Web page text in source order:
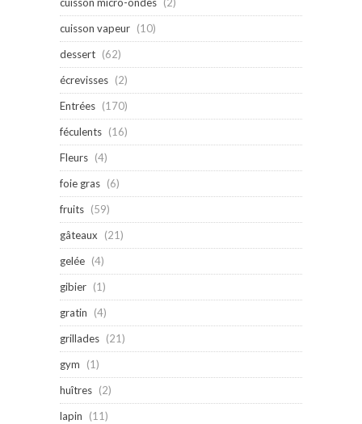
cuisson vapeur (10)
dessert (62)
écrevisses (2)
Entrées (170)
féculents (16)
Fleurs (4)
foie gras (6)
fruits (59)
gâteaux
(21)
gelée (4)
gibier (1)
gratin
(4)
grillades (21)
gym
(1)
huîtres (2)
lapin
(11)